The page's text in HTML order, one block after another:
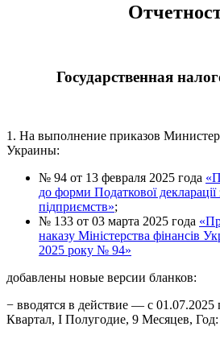
Государственная
1. На выполнение приказов
Украины:
№ 94 от 13 февраля 2025 года
до форми Податкової
підприємств»;
№ 133 от 03 марта 2025 года
наказу Міністерства фінансів
2025 року № 94»
добавлены новые версии бланков:
− вводятся в действие — с
Квартал, І Полугодие, 9 Месяцев, Год: